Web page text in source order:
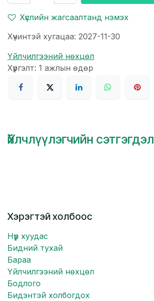
Хүслийн жагсаалтанд нэмэх
Хүчинтэй хугацаа: 2027-11-30
Үйлчилгээний нөхцөл
Хүргэлт: 1 ажлын өдөр
Үйлчлүүлэгчийн сэтгэгдэл
Хэрэгтэй холбоос
Нүүр хуудас
Бидний тухай
Бараа
Үйлчилгээний нөхцөл
Бодлого
Бидэнтэй холбогдох